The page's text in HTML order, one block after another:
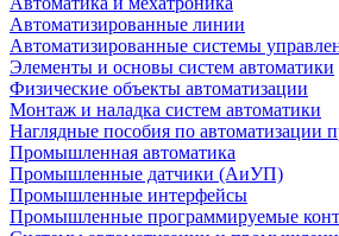
Автоматизированные линии
Автоматизированные системы
Элементы и основы систем автоматики
Физические объекты автоматизации
Монтаж и наладка систем автоматики
Наглядные пособия по автоматизации
Промышленная автоматика
Промышленные датчики (АиУП)
Промышленные интерфейсы
Промышленные программируемые